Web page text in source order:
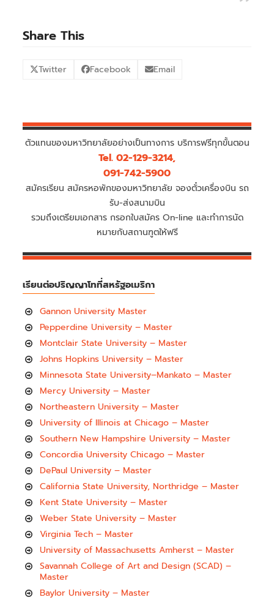
Share This
Twitter Facebook Email
ตัวแทนของมหาวิทยาลัยอย่างเป็นทางการ บริการฟรีทุกขั้นตอน
Tel. 02-129-3214,
091-742-5900
สมัครเรียน สมัครหอพักของมหาวิทยาลัย จองตั๋วเครื่องบิน รถ
รับ-ส่งสนามบิน
รวมถึงเตรียมเอกสาร กรอกใบสมัคร On-line และทำการนัด
หมายกับสถานฑูตให้ฟรี
เรียนต่อปริญญาโทที่สหรัฐอเมริกา
Gannon University Master
Pepperdine University – Master
Montclair State University – Master
Johns Hopkins University – Master
Minnesota State University–Mankato – Master
Mercy University – Master
Northeastern University – Master
University of Illinois at Chicago – Master
Southern New Hampshire University – Master
Concordia University Chicago – Master
DePaul University – Master
California State University, Northridge – Master
Kent State University – Master
Weber State University – Master
Virginia Tech – Master
University of Massachusetts Amherst – Master
Savannah College of Art and Design (SCAD) –
Master
Baylor University – Master